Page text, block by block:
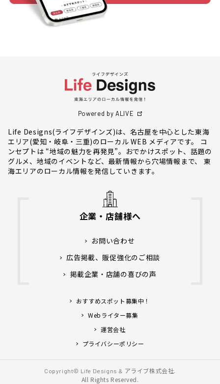
Powered by ALIVE
Life Designs(ライフデザインズ)は、名古屋を中心とした東海
エリア(愛知・岐阜・三重)のローカル WEB メディアです。 コ
ンセプトは “地域の魅力を再発見”。おでかけスポット、話題の
グルメ、地域のイベントなど、最新情報から穴場情報まで、 東
海エリアのローカル情報を発信していきます。
企業・店舗様へ
お問い合わせ
広告掲載、販促強化のご相談
掲載企業・店舗の喜びの声
おすすめスポット募集中！
Webライター募集
運営会社
プライバシーポリシー
Copyright© Life Designs & アライブ株式会社.
All Rights Reserved.